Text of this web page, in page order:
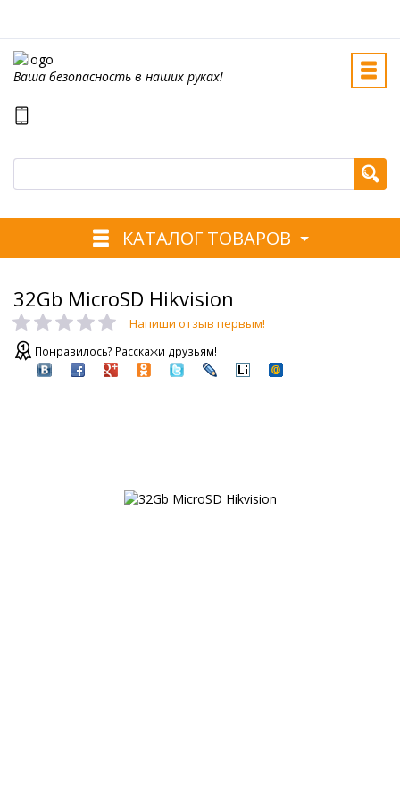
Ваша безопасность в наших руках!
КАТАЛОГ ТОВАРОВ
32Gb MicroSD Hikvision
Напиши отзыв первым!
Понравилось? Расскажи друзьям!